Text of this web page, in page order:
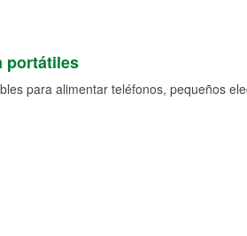
portátiles
para alimentar teléfonos, pequeños